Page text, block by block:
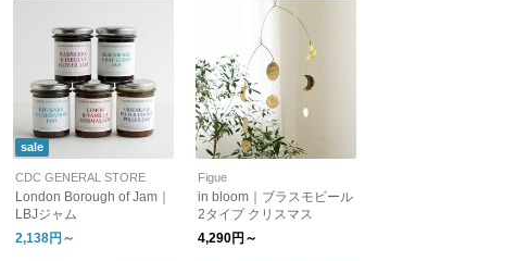
sale
CDC GENERAL STORE
London Borough of Jam｜
LBJジャム
2,138円～
Figue
in bloom｜ブラスモビール
2タイプ クリスマス
4,290円～